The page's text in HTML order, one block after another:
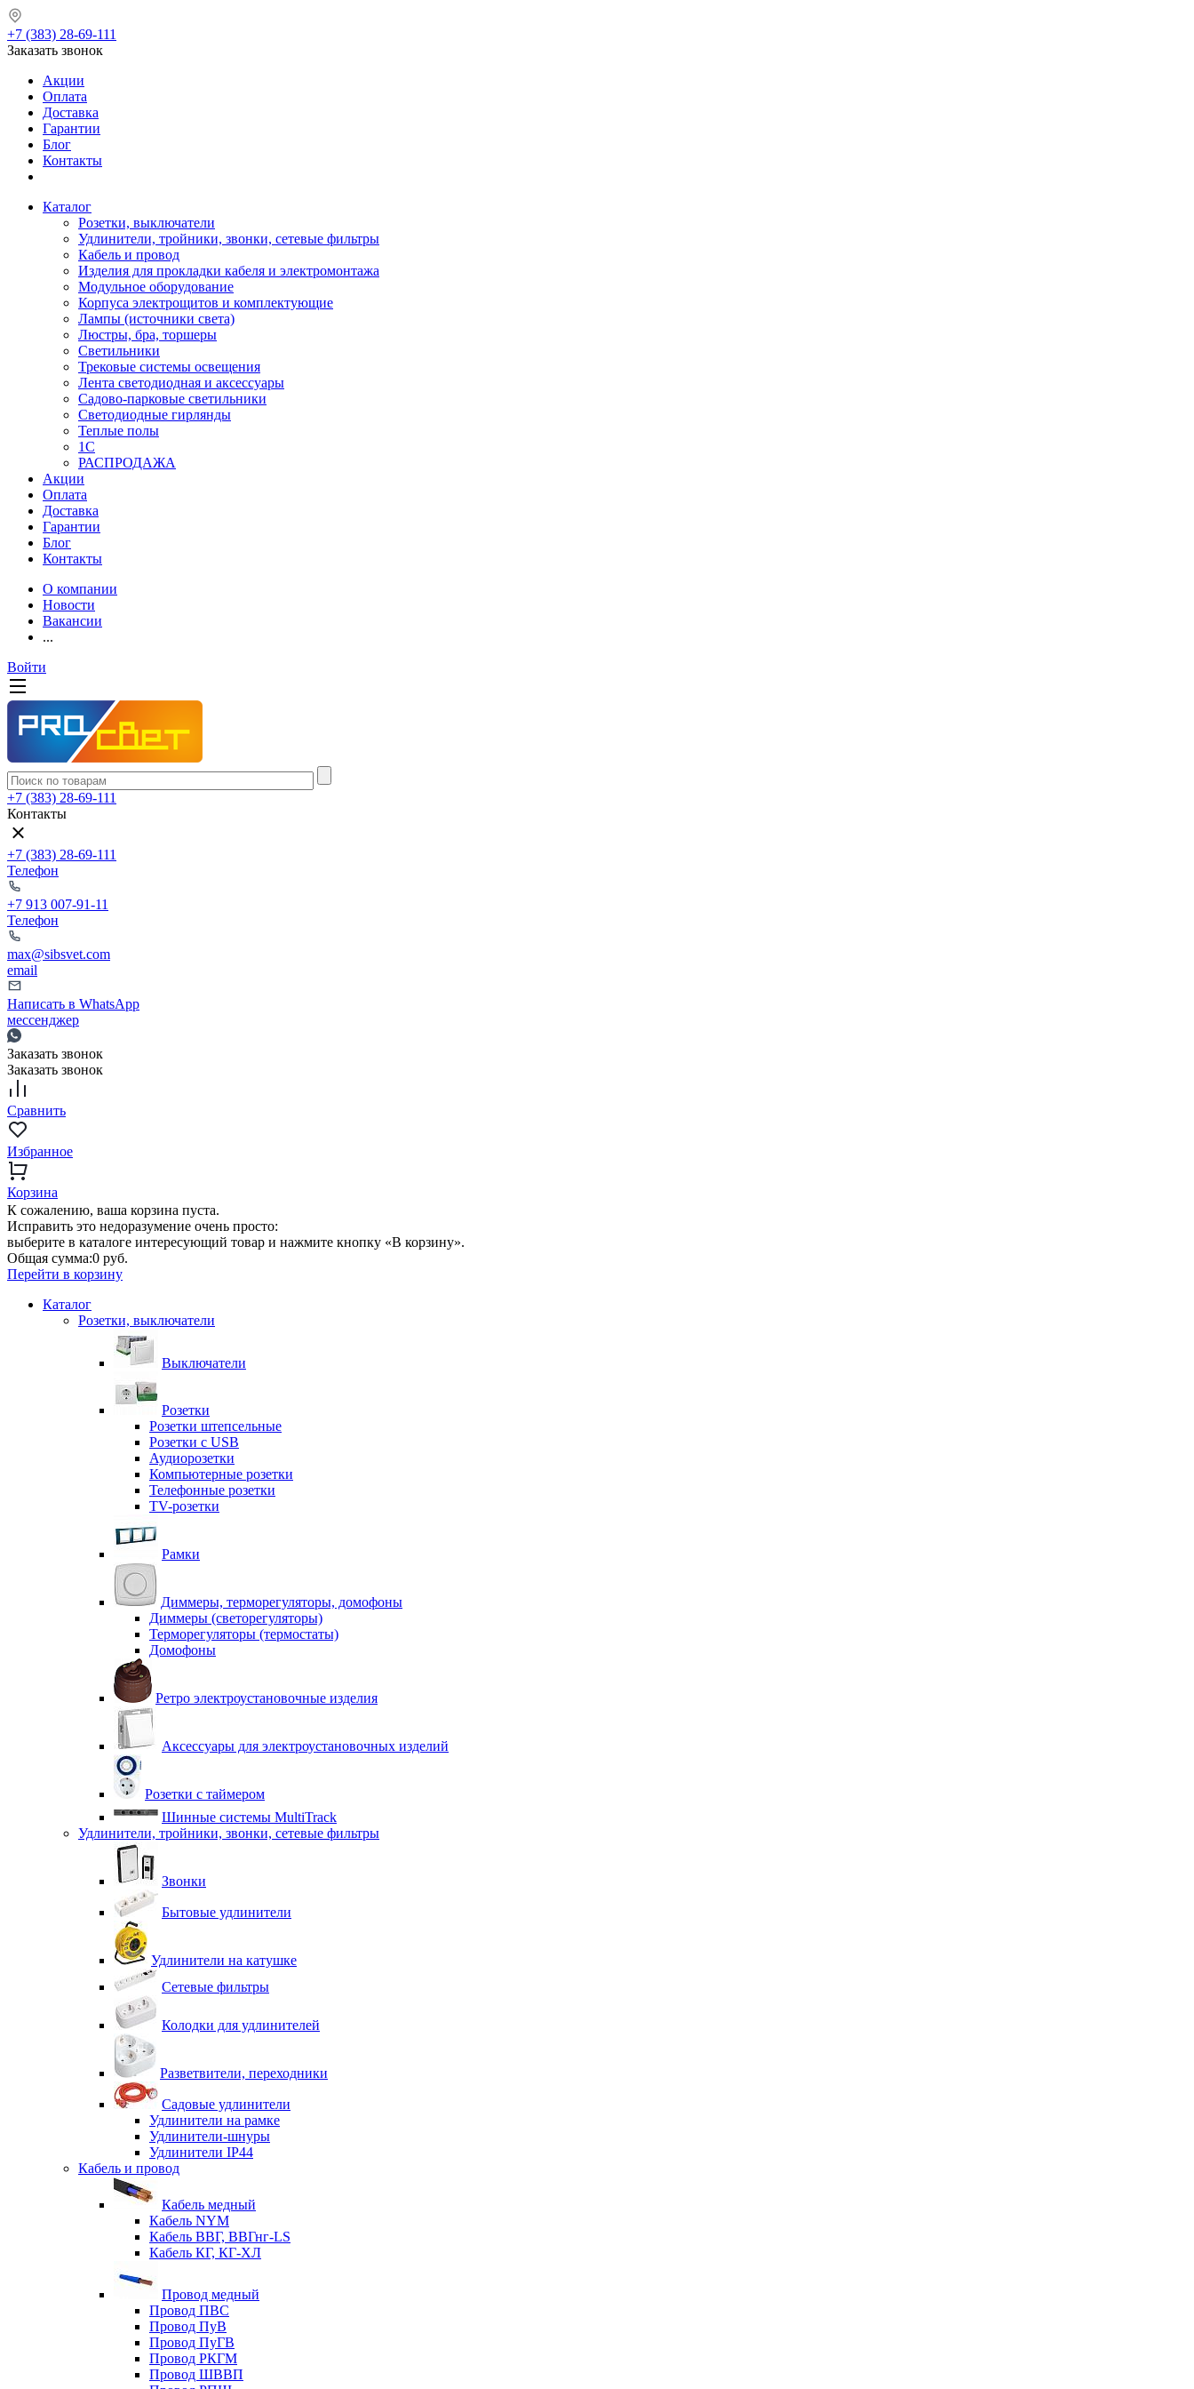
+7 (383) 28-69-111
Заказать звонок
Акции
Оплата
Доставка
Гарантии
Блог
Контакты
Каталог
Розетки, выключатели
Удлинители, тройники, звонки, сетевые фильтры
Кабель и провод
Изделия для прокладки кабеля и электромонтажа
Модульное оборудование
Корпуса электрощитов и комплектующие
Лампы (источники света)
Люстры, бра, торшеры
Светильники
Трековые системы освещения
Лента светодиодная и аксессуары
Садово-парковые светильники
Светодиодные гирлянды
Теплые полы
1С
РАСПРОДАЖА
Акции
Оплата
Доставка
Гарантии
Блог
Контакты
О компании
Новости
Вакансии
...
Войти
+7 (383) 28-69-111
Контакты
+7 (383) 28-69-111
Телефон
+7 913 007-91-11
Телефон
max@sibsvet.com
email
Написать в WhatsApp
мессенджер
Заказать звонок
Заказать звонок
Сравнить
Избранное
Корзина
К сожалению, ваша корзина пуста.
Исправить это недоразумение очень просто:
выберите в каталоге интересующий товар и нажмите кнопку «В корзину».
Общая сумма:0 руб.
Перейти в корзину
Каталог
Розетки, выключатели
Выключатели
Розетки
Розетки штепсельные
Розетки с USB
Аудиорозетки
Компьютерные розетки
Телефонные розетки
TV-розетки
Рамки
Диммеры, терморегуляторы, домофоны
Диммеры (светорегуляторы)
Терморегуляторы (термостаты)
Домофоны
Ретро электроустановочные изделия
Аксессуары для электроустановочных изделий
Розетки с таймером
Шинные системы MultiTrack
Удлинители, тройники, звонки, сетевые фильтры
Звонки
Бытовые удлинители
Удлинители на катушке
Сетевые фильтры
Колодки для удлинителей
Разветвители, переходники
Садовые удлинители
Удлинители на рамке
Удлинители-шнуры
Удлинители IP44
Кабель и провод
Кабель медный
Кабель NYM
Кабель ВВГ, ВВГнг-LS
Кабель КГ, КГ-ХЛ
Провод медный
Провод ПВС
Провод ПуВ
Провод ПуГВ
Провод РКГМ
Провод ШВВП